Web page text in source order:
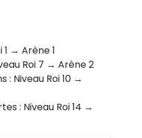
1 → Arène 1
Roi 7 → Arène 2
: Niveau Roi 10 →
: Niveau Roi 14 →